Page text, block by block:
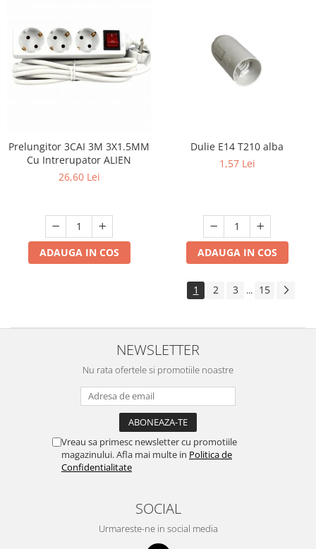
Prelungitor 3CAI 3M 3X1.5MM
Cu Intrerupator ALIEN
26,60 Lei
ADAUGA IN COS
Dulie E14 T210 alba
1,57 Lei
ADAUGA IN COS
1 2 3 ... 15
NEWSLETTER
Nu rata ofertele si promotiile noastre
Vreau sa primesc newsletter cu promotiile
magazinului. Afla mai multe in Politica de
Confidentialitate
SOCIAL
Urmareste-ne in social media